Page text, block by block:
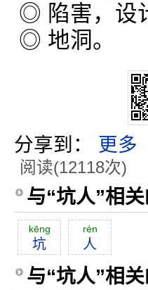
◎ 陷害，设
◎ 地洞。
分享到： 更多
阅读(12118次)
与“坑人”相
kēng
坑
rén
人
与“坑人”相